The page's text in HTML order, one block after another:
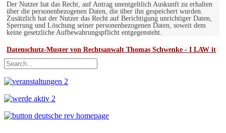
Der Nutzer hat das Recht, auf Antrag unentgeltlich Auskunft zu erhalten
über die personenbezogenen Daten, die über ihn gespeichert wurden.
Zusätzlich hat der Nutzer das Recht auf Berichtigung unrichtiger Daten,
Sperrung und Löschung seiner personenbezogenen Daten, soweit dem
keine gesetzliche Aufbewahrungspflicht entgegensteht.
Datenschutz-Muster von Rechtsanwalt Thomas Schwenke - I LAW it